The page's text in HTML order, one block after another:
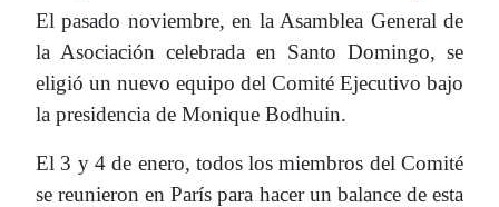
El pasado noviembre, en la Asamblea General de
la Asociación celebrada en Santo Domingo, se
eligió un nuevo equipo del Comité Ejecutivo bajo
la presidencia de Monique Bodhuin.
El 3 y 4 de enero, todos los miembros del Comité
se reunieron en París para hacer un balance de esta